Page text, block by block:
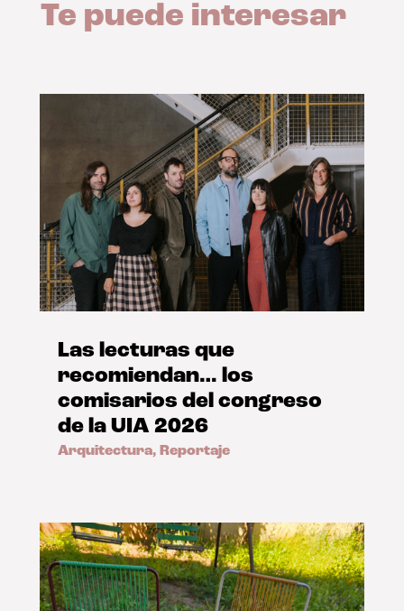
Te puede interesar
Las lecturas que
recomiendan… los
comisarios del congreso
de la UIA 2026
Arquitectura, Reportaje